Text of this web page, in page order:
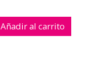
Añadir al carrito